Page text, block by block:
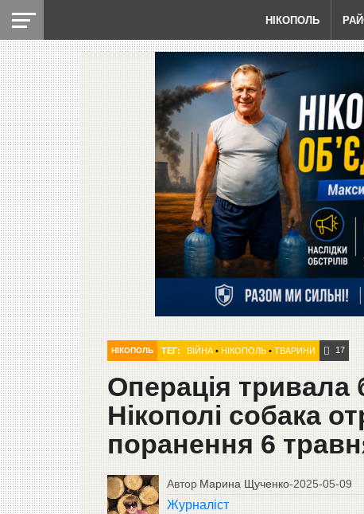
НІКОПОЛЬ
НІКОПОЛЬ ТЕГ: ВІЙНА• НІКОПОЛЬ• ТВАРИНИ 17
Операція тривала
Нікополі собака
поранення 6
Автор Марина Щученко-2025-05-09
Журналіст